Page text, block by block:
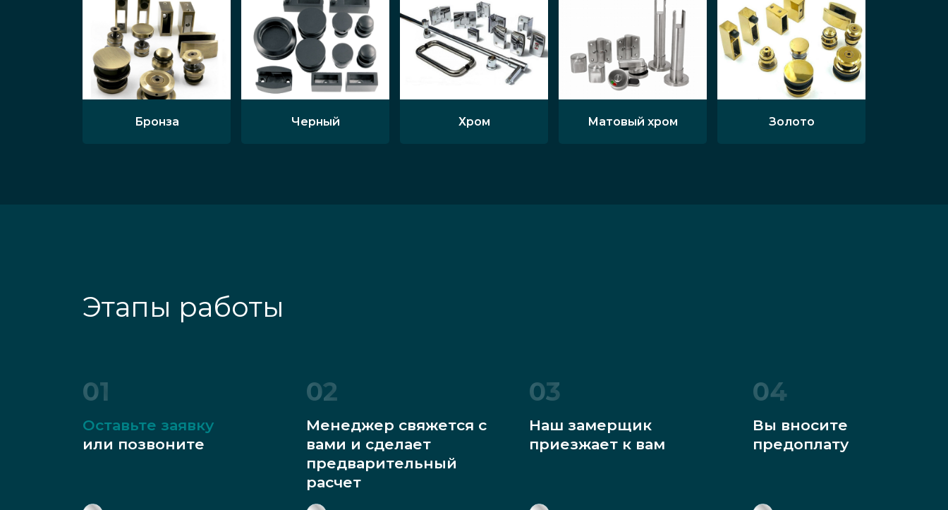
Бронза Черный Хром Матовый хром Золото
Этапы работы
01
Оставьте заявку
или позвоните
02
Менеджер свяжется с
вами и сделает
предварительный
расчет
03
Наш замерщик
приезжает к вам
04
Вы вносите
предоплату